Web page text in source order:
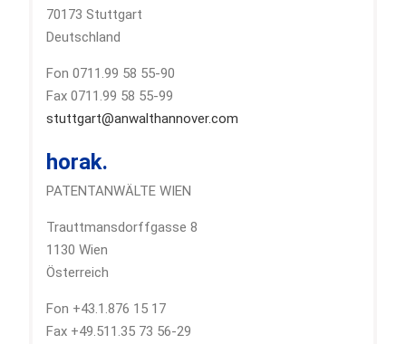
70173 Stuttgart
Deutschland
Fon 0711.99 58 55-90
Fax 0711.99 58 55-99
stuttgart@anwalthannover.com
horak.
PATENTANWÄLTE WIEN
Trauttmansdorffgasse 8
1130 Wien
Österreich
Fon +43.1.876 15 17
Fax +49.511.35 73 56-29